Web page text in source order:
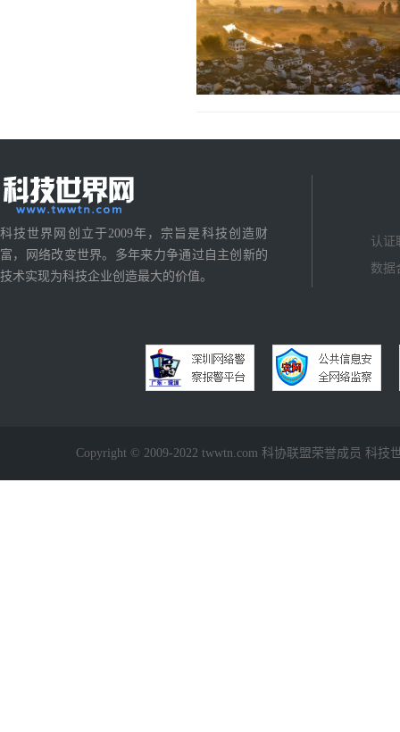
科技世界网创立于2009年，宗旨是科技创造财
富，网络改变世界。多年来力争通过自主创新的
技术实现为科技企业创造最大的价值。
认证
数据
Copyright © 2009-2022 twwtn.com 科协联盟荣誉成员 科